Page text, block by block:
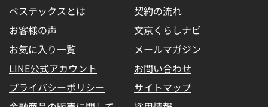
ベステックスとは
契約の流れ
お客様の声
文京くらしナビ
お気に入り一覧
メールマガジン
LINE公式アカウント
お問い合わせ
プライバシーポリシー
サイトマップ